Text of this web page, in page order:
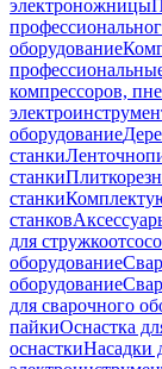
электроножницы
оборудование
компрессоров,
оборудование
станки
станки
станки
станков
для
оборудование
оборудование
для сварочного
пайкиОснастка
оснасткиНасадки